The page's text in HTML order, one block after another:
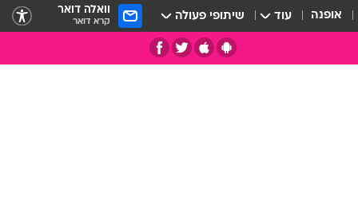
אופנה עוד שיתופי פעולה וואלה דואר
קרא דואר